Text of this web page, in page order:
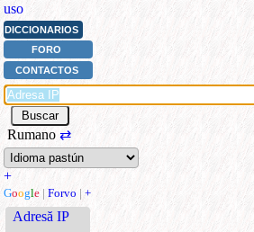
uso
DICCIONARIOS
FORO
CONTACTOS
Rumano ⇄
+
Google | Forvo | +
Adresă IP